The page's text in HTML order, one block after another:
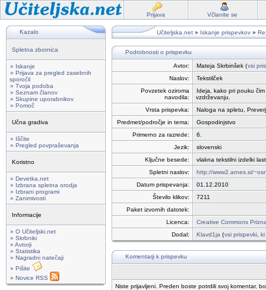
Prijava Včlanite se
Kazalo
Spletna zbornica
» Iskanje
» Prijava za pregled zasebnih
sporočil
» Tvoja podoba
» Seznam članov
» Skupine uporabnikov
» Pomoč
Učna gradiva
» Iščite
» Pregled povpraševanja
Koristno
» Devetka.net
» Izbrana spletna orodja
» Izbrani programi
» Zanimivosti
Informacije
» O Učiteljski.net
» Skrbniki
» Avtorji
» Statistika
» Nagradni natečaji
» Pišite
» Novice RSS
Učiteljska.net » Iskanje prispevkov »
Podrobnosti o prispevku
Avtor: Mateja Skrbinšek (vsi
Naslov:
Tekstilček
Povzetek oziroma
navodila:
Ideja, kako pri pouku
vzdrževanju.
Vrsta prispevka:
Naloga na spletu,
Predmet/področje in tema:
Gospodinjstvo
Primerno za razrede:
6.
Jezik:
slovenski
Ključne besede:
vlakna tekstilni izdelki
Spletni naslov:
http://www2.arnes.si/
Datum prispevanja:
01.12.2010
Število klikov:
7211
Paket izvornih datotek:
Licenca:
Creative Commons
Dodal:
Klavd1ja (vsi prispevki,
Komentarji k prispevku
Niste prijavljeni. Preden boste potrdili svoj komentar,